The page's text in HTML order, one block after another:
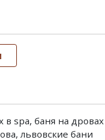
spa, баня на
львовские бани